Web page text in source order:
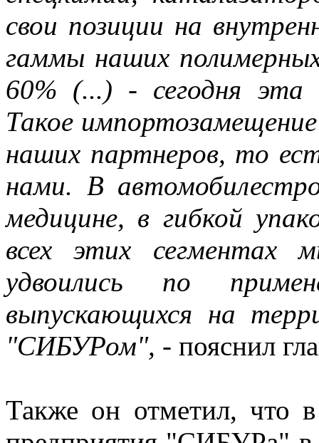
свои позиции на
гаммы наших
60% (...) - сегодня
Такое
наших партнеров, то
нами. В
медицине, в гибкой
всех этих сегментах
удвоились по
выпускающихся на
"СИБУРом", - пояснил
Также он отметил, что